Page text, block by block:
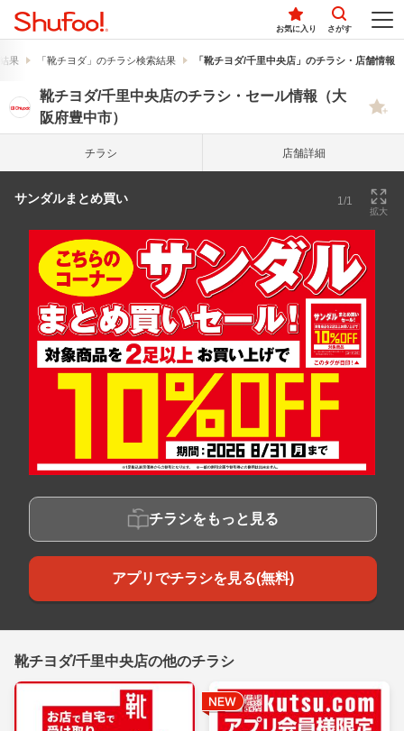
お気に入り さがす
果 「靴チヨダ」のチラシ検索結果 「靴チヨダ/千里中央店」のチラシ・店舗情報
靴チヨダ/千里中央店のチラシ・セール情報（大
阪府豊中市）
チラシ 店舗詳細
サンダルまとめ買い 1/1
拡大
チラシをもっと見る
アプリでチラシを見る(無料)
靴チヨダ/千里中央店の他のチラシ